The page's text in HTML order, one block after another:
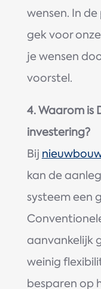
wensen. In
gek voor
je wensen
voorstel.
4. Waarom is
investering?
Bij
kan de
systeem een
aanvankelijk
weinig
besparen op